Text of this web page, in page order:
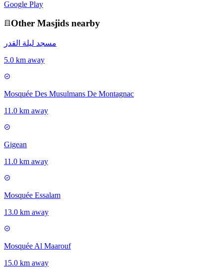
Google Play
Other Masjids nearby
مسجد ليلة القدر
5.0 km away
Mosquée Des Musulmans De Montagnac
11.0 km away
Gigean
11.0 km away
Mosquée Essalam
13.0 km away
Mosquée Al Maarouf
15.0 km away